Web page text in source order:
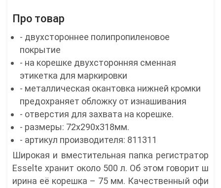
Про товар
- двухстороннее полипропиленовое
покрытие
- на корешке двухсторонняя сменная
этикетка для маркировки
- металлическая окантовка нижней кромки
предохраняет обложку от изнашивания
- отверстия для захвата на корешке.
- размеры: 72х290х318мм.
- артикул производителя: 811311
Широкая и вместительная папка регистратор
Esselte хранит около 500 л. Об этом говорит ш
ирина её корешка – 75 мм. Качественный офи